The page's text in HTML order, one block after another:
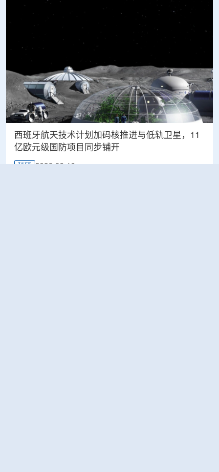
西班牙航天技术计划加码核推进与低轨卫星，11
亿欧元级国防项目同步铺开
科研 2026-08-10